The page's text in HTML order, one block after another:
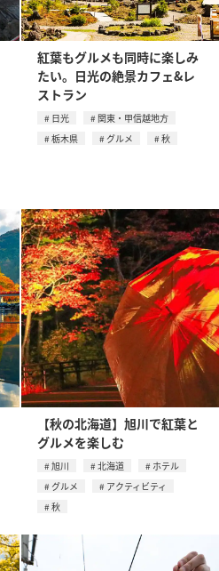
紅葉もグルメも同時に楽しみ
たい。日光の絶景カフェ&レ
ストラン
日光
関東・甲信越地方
栃木県
グルメ 秋
【秋の北海道】旭川で紅葉と
グルメを楽しむ
旭川 北海道
ホテル
グルメ
アクティビティ
秋